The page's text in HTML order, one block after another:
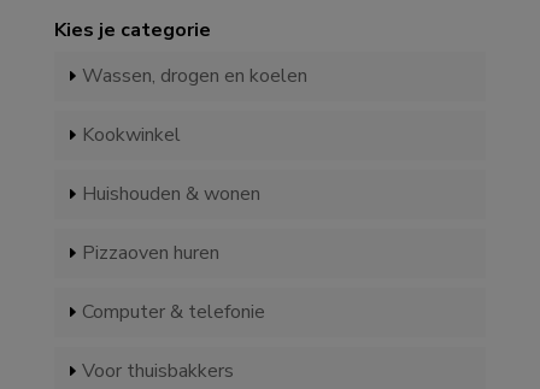
Kies je categorie
Wassen, drogen en koelen
Kookwinkel
Huishouden & wonen
Pizzaoven huren
Computer & telefonie
Voor thuisbakkers